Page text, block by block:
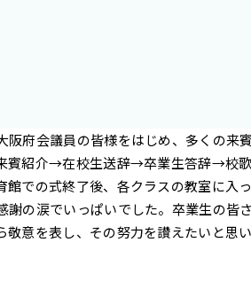
府会議員の皆様をはじめ、多くの来
紹介→在校生送辞→卒業生答辞→校歌
での式終了後、各クラスの教室に入
の涙でいっぱいでした。卒業生の皆
意を表し、その努力を讃えたいと思